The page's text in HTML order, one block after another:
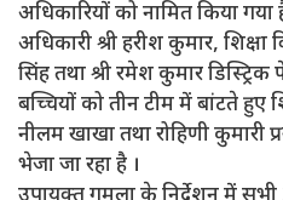
अधिकारियों को नामित किया
अधिकारी श्री हरीश कुमार, शिक्षा
सिंह तथा श्री रमेश कुमार
बच्चियों को तीन टीम में बांटते हुए
नीलम खाखा तथा रोहिणी कुमारी
भेजा जा रहा है ।